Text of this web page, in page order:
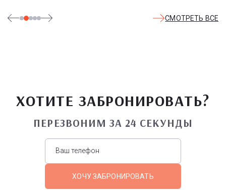
СМОТРЕТЬ ВСЕ
ХОТИТЕ ЗАБРОНИРОВАТЬ?
ПЕРЕЗВОНИМ ЗА 24 СЕКУНДЫ
ХОЧУ ЗАБРОНИРОВАТЬ